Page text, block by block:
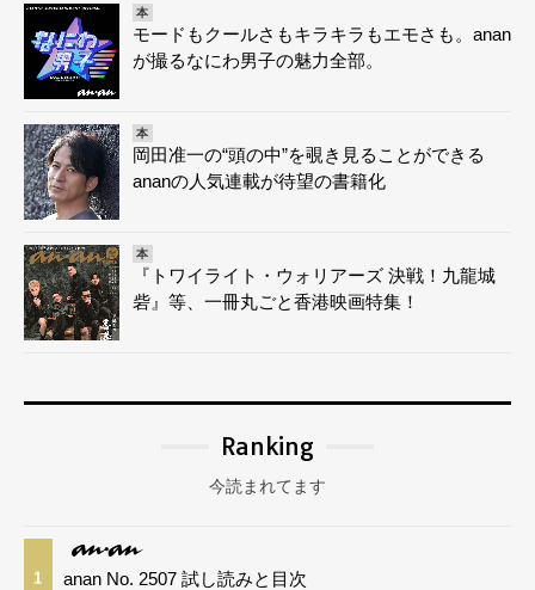
本
モードもクールさもキラキラもエモさも。anan
が撮るなにわ男子の魅力全部。
本
岡田准一の“頭の中”を覗き見ることができる
ananの人気連載が待望の書籍化
本
『トワイライト・ウォリアーズ 決戦！九龍城
砦』等、一冊丸ごと香港映画特集！
Ranking
今読まれてます
1 anan No. 2507 試し読みと目次